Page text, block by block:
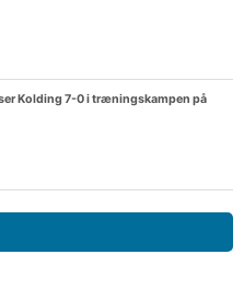
Kolding 7-0 i træningskampen på